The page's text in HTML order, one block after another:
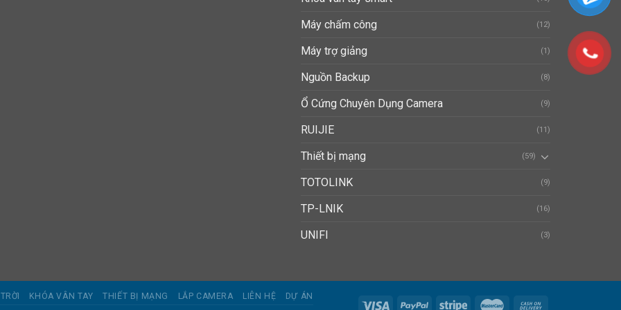
Máy chấm công (12)
Máy trợ giảng (1)
Nguồn Backup (8)
Ổ Cứng Chuyên Dụng Camera (9)
RUIJIE (11)
Thiết bị mạng (59)
TOTOLINK (9)
TP-LNIK (16)
UNIFI (3)
KHÓA VÂN TAY THIẾT BỊ MẠNG LẮP CAMERA LIÊN HỆ DỰ ÁN